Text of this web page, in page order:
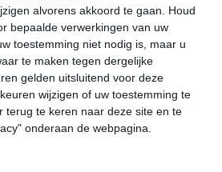
alvorens akkoord te gaan.
Houd
bepaalde verwerkingen van uw
toestemming niet nodig is, maar u
te maken tegen dergelijke
gelden uitsluitend voor deze
wijzigen of uw toestemming te
terug te keren naar deze site en te
onderaan de webpagina.
04:00 07:00 10:00
04:00 07:00 10:00